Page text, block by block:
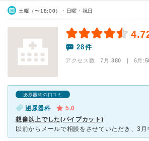
土曜（〜18:00）・日曜・祝日
28件
アクセス数 7月:380 | 6月:
泌尿器科の口コミ
泌尿器科
5.0
想像以上でした(パイプカット)